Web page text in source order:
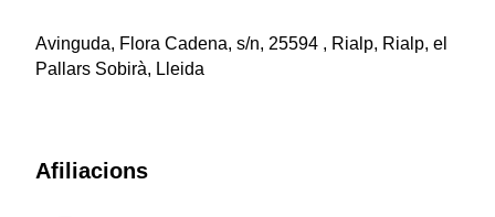
Avinguda, Flora Cadena, s/n, 25594 , Rialp, Rialp, el
Pallars Sobirà, Lleida
Afiliacions